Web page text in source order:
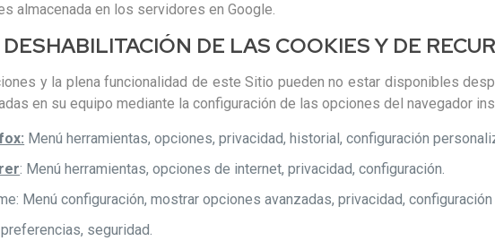
almacenada en los servidores en Google.
DE LAS COOKIES Y DE
y la plena funcionalidad de este Sitio pueden no estar disponibles
en su equipo mediante la configuración de las opciones del navegador
Menú herramientas, opciones, privacidad, historial, configuración
: Menú herramientas, opciones de internet, privacidad, configuración.
Menú configuración, mostrar opciones avanzadas, privacidad,
seguridad.